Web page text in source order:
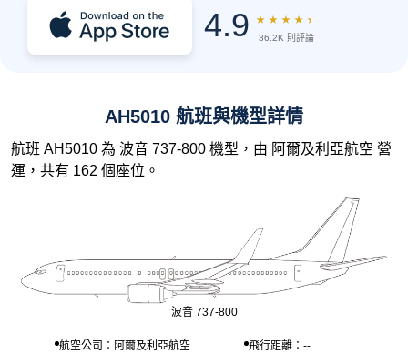
4.9 ★ ★ ★ ★ ★
36.2K 則評論
AH5010 航班與機型詳情
航班 AH5010 為 波音 737-800 機型，由 阿爾及利亞航空 營
運，共有 162 個座位。
波音 737-800
航空公司：阿爾及利亞航空
飛行距離：--